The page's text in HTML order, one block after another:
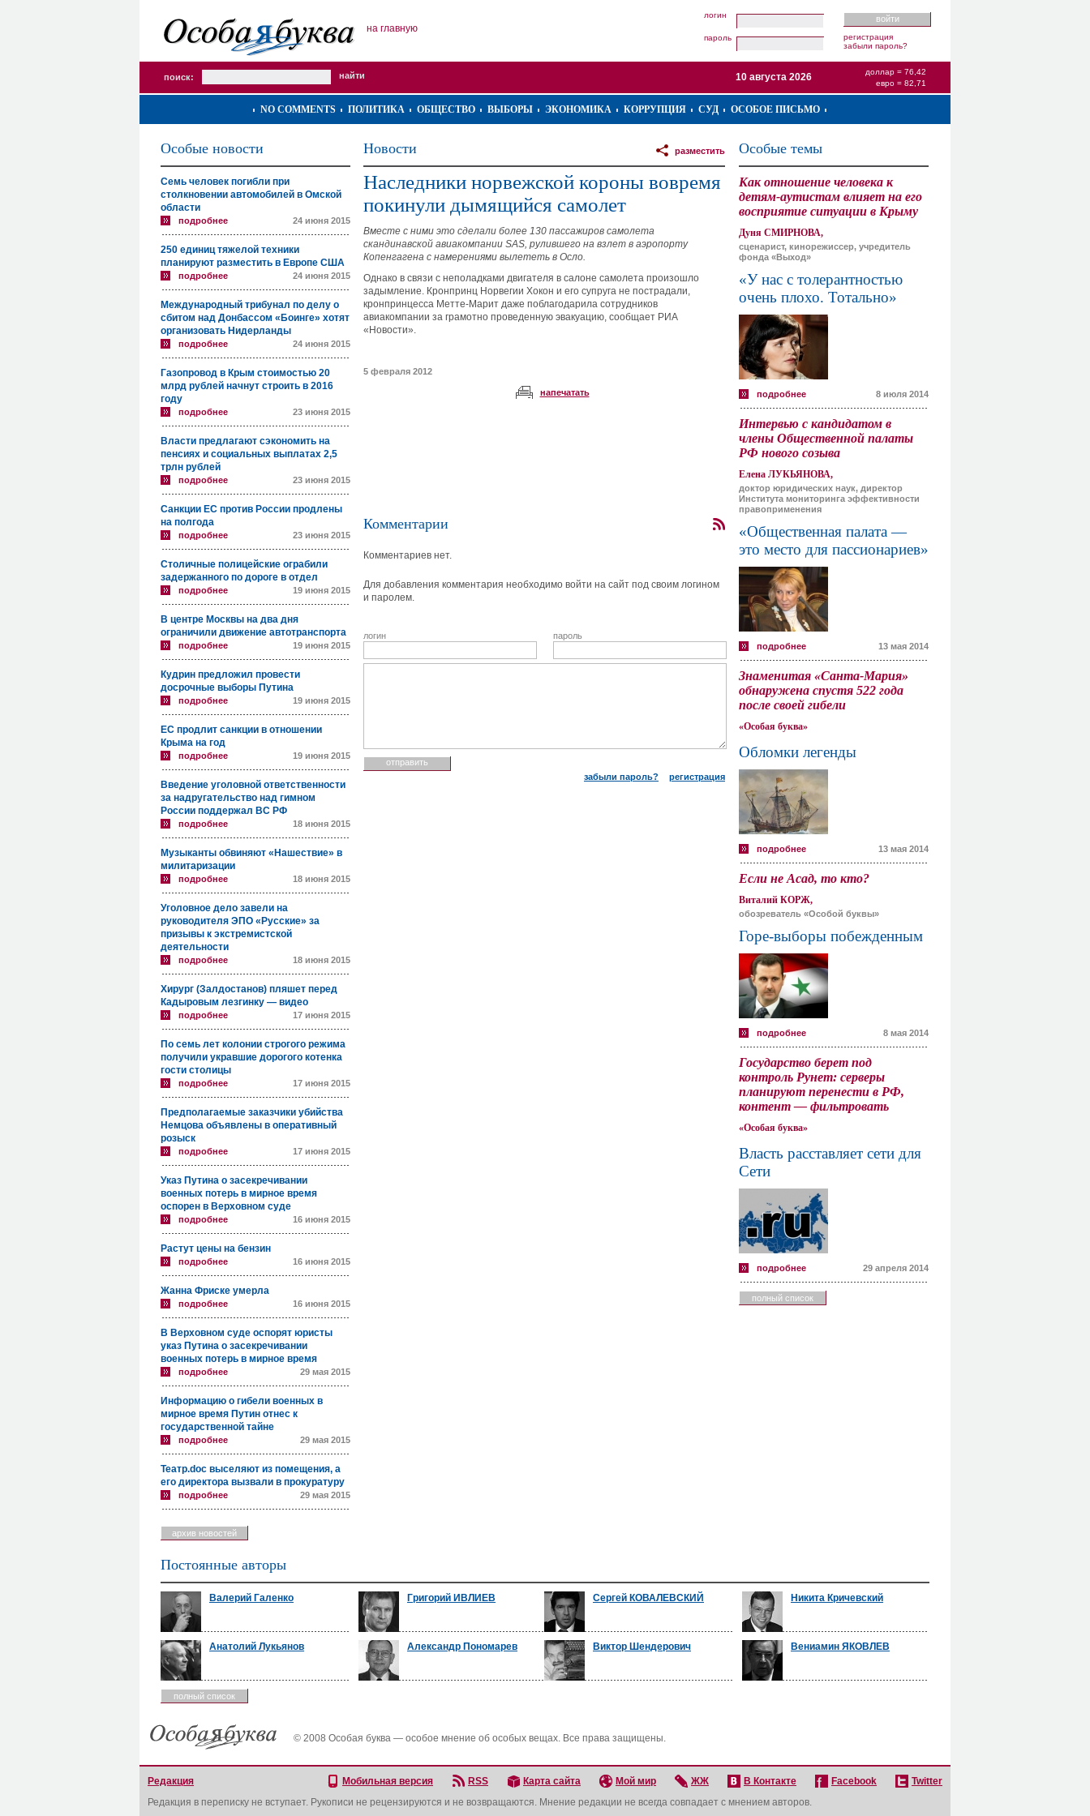
на главную
логин
пароль
регистрация
забыли пароль?
поиск:
доллар = 76,42
евро = 82,71
10 августа 2026
NO COMMENTS ПОЛИТИКА ОБЩЕСТВО ВЫБОРЫ ЭКОНОМИКА КОРРУПЦИЯ СУД ОСОБОЕ ПИСЬМО
Особые новости
Семь человек погибли при
столкновении автомобилей в Омской
области
подробнее 24 июня 2015
250 единиц тяжелой техники
планируют разместить в Европе США
подробнее 24 июня 2015
Международный трибунал по делу о
сбитом над Донбассом «Боинге» хотят
организовать Нидерланды
подробнее 24 июня 2015
Газопровод в Крым стоимостью 20
млрд рублей начнут строить в 2016
году
подробнее 23 июня 2015
Власти предлагают сэкономить на
пенсиях и социальных выплатах 2,5
трлн рублей
подробнее 23 июня 2015
Санкции ЕС против России продлены
на полгода
подробнее 23 июня 2015
Столичные полицейские ограбили
задержанного по дороге в отдел
подробнее 19 июня 2015
В центре Москвы на два дня
ограничили движение автотранспорта
подробнее 19 июня 2015
Кудрин предложил провести
досрочные выборы Путина
подробнее 19 июня 2015
ЕС продлит санкции в отношении
Крыма на год
подробнее 19 июня 2015
Введение уголовной ответственности
за надругательство над гимном
России поддержал ВС РФ
подробнее 18 июня 2015
Музыканты обвиняют «Нашествие» в
милитаризации
подробнее 18 июня 2015
Уголовное дело завели на
руководителя ЭПО «Русские» за
призывы к экстремистской
деятельности
подробнее 18 июня 2015
Хирург (Залдостанов) пляшет перед
Кадыровым лезгинку — видео
подробнее 17 июня 2015
По семь лет колонии строгого режима
получили укравшие дорогого котенка
гости столицы
подробнее 17 июня 2015
Предполагаемые заказчики убийства
Немцова объявлены в оперативный
розыск
подробнее 17 июня 2015
Указ Путина о засекречивании
военных потерь в мирное время
оспорен в Верховном суде
подробнее 16 июня 2015
Растут цены на бензин
подробнее 16 июня 2015
Жанна Фриске умерла
подробнее 16 июня 2015
В Верховном суде оспорят юристы
указ Путина о засекречивании
военных потерь в мирное время
подробнее 29 мая 2015
Информацию о гибели военных в
мирное время Путин отнес к
государственной тайне
подробнее 29 мая 2015
Театр.doc выселяют из помещения, а
его директора вызвали в прокуратуру
подробнее 29 мая 2015
архив новостей
Новости разместить
Наследники норвежской короны вовремя
покинули дымящийся самолет
Вместе с ними это сделали более 130 пассажиров самолета
скандинавской авиакомпании SAS, рулившего на взлет в аэропорту
Копенгагена с намерениями вылететь в Осло.
Однако в связи с неполадками двигателя в салоне самолета произошло
задымление. Кронпринц Норвегии Хокон и его супруга не пострадали,
кронпринцесса Метте-Марит даже поблагодарила сотрудников
авиакомпании за грамотно проведенную эвакуацию, сообщает РИА
«Новости».
5 февраля 2012
напечатать
Комментарии
Комментариев нет.
Для добавления комментария необходимо войти на сайт под своим логином
и паролем.
логин пароль
забыли пароль? регистрация
Особые темы
Как отношение человека к
детям-аутистам влияет на его
восприятие ситуации в Крыму
Дуня СМИРНОВА,
сценарист, кинорежиссер, учредитель
фонда «Выход»
«У нас с толерантностью
очень плохо. Тотально»
подробнее 8 июля 2014
Интервью с кандидатом в
члены Общественной палаты
РФ нового созыва
Елена ЛУКЬЯНОВА,
доктор юридических наук, директор
Института мониторинга эффективности
правоприменения
«Общественная палата —
это место для пассионариев»
подробнее 13 мая 2014
Знаменитая «Санта-Мария»
обнаружена спустя 522 года
после своей гибели
«Особая буква»
Обломки легенды
подробнее 13 мая 2014
Если не Асад, то кто?
Виталий КОРЖ,
обозреватель «Особой буквы»
Горе-выборы побежденным
подробнее 8 мая 2014
Государство берет под
контроль Рунет: серверы
планируют перенести в РФ,
контент — фильтровать
«Особая буква»
Власть расставляет сети для
Сети
подробнее 29 апреля 2014
полный список
Постоянные авторы
Валерий Галенко Григорий ИВЛИЕВ Сергей КОВАЛЕВСКИЙ Никита Кричевский
Анатолий Лукьянов Александр Пономарев Виктор Шендерович Вениамин ЯКОВЛЕВ
полный список
© 2008 Особая буква — особое мнение об особых вещах. Все права защищены.
Редакция Мобильная версия RSS Карта сайта Мой мир ЖЖ В Контакте Facebook
Twitter
Редакция в переписку не вступает. Рукописи не рецензируются и не возвращаются. Мнение редакции не всегда совпадает с мнением авторов.